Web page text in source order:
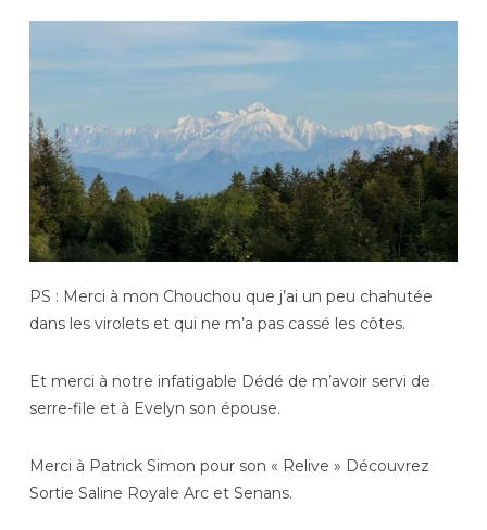
PS : Merci à mon Chouchou que j’ai un peu chahutée
dans les virolets et qui ne m’a pas cassé les côtes.
Et merci à notre infatigable Dédé de m’avoir servi de
serre-file et à Evelyn son épouse.
Merci à Patrick Simon pour son « Relive » Découvrez
Sortie Saline Royale Arc et Senans.